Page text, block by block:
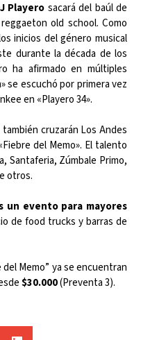
Playero sacará del baúl de
old school. Como
inicios del género musical
durante la década de los
ha afirmado en múltiples
se escuchó por primera vez
en «Playero 34».
cruzarán Los Andes
del Memo». El talento
Santaferia, Zúmbale Primo,
otros.
un evento para mayores
de food trucks y barras de
Memo” ya se encuentran
$30.000(Preventa 3).